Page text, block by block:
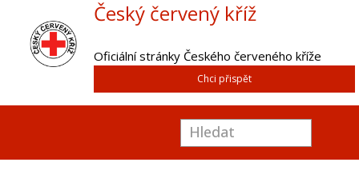
Český červený kříž
Oficiální stránky Českého červeného kříže
Chci přispět